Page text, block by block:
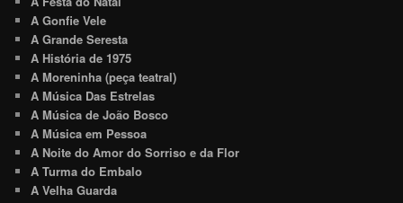
A Gonfie Vele
A Grande Seresta
A História de 1975
A Moreninha (peça teatral)
A Música Das Estrelas
A Música de João Bosco
A Música em Pessoa
A Noite do Amor do Sorriso e da Flor
A Turma do Embalo
A Velha Guarda